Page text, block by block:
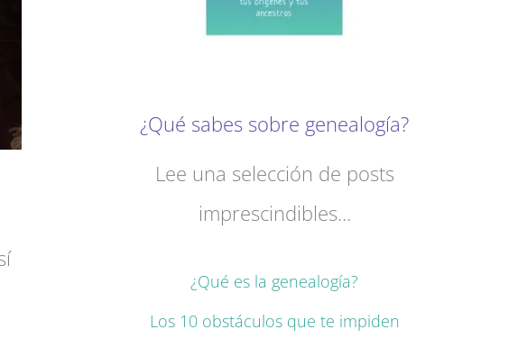
¿Qué sabes sobre genealogía?
Lee una selección de posts
imprescindibles...
¿Qué es la genealogía?
Los 10 obstáculos que te impiden